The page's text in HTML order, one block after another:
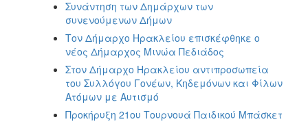
Συνάντηση των Δημάρχων των
συνενούμενων Δήμων
Τον Δήμαρχο Ηρακλείου επισκέφθηκε ο
νέος Δήμαρχος Μινώα Πεδιάδος
Στον Δήμαρχο Ηρακλείου αντιπροσωπεία
του Συλλόγου Γονέων, Κηδεμόνων και Φίλων
Ατόμων με Αυτισμό
Προκήρυξη 21ου Τουρνουά Παιδικού Μπάσκετ